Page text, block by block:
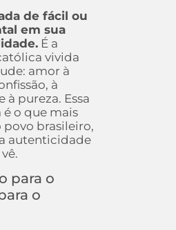
de fácil ou
em sua
É a
vivida
amor à
à
à pureza. Essa
o que mais
povo brasileiro,
autenticidade
para o
o